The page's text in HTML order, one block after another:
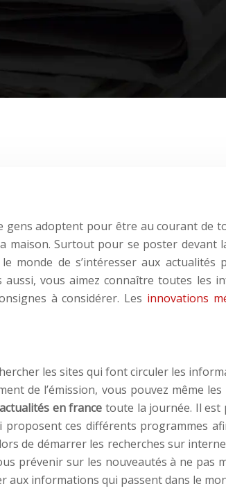
gens adoptent pour être au courant de
maison. Surtout pour se poster devant
monde de s’intéresser aux actualités
aussi, vous aimez connaître toutes les
à considérer. Les innovations
les sites qui font circuler les
de l’émission, vous pouvez même
actualités en france toute la journée. Il est
ces différents programmes
de démarrer les recherches sur
prévenir sur les nouveautés à ne pas
aux informations qui passent dans le